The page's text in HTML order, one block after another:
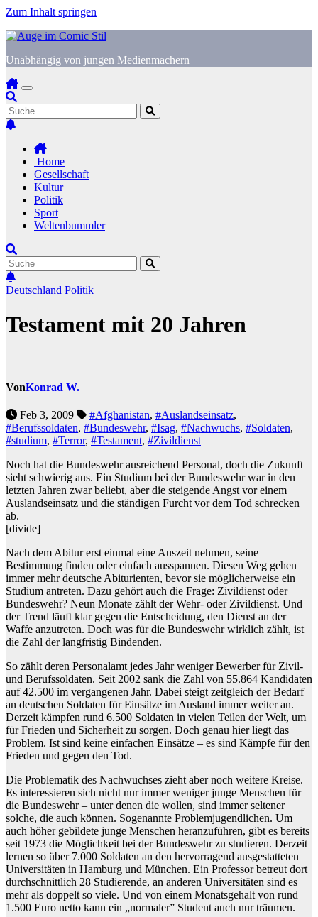
Zum Inhalt springen
Unabhängig von jungen Medienmachern
Home
Gesellschaft
Kultur
Politik
Sport
Weltenbummler
Deutschland Politik
Testament mit 20 Jahren
VonKonrad W.
Feb 3, 2009 #Afghanistan, #Auslandseinsatz,
#Berufssoldaten, #Bundeswehr, #Isag, #Nachwuchs, #Soldaten,
#studium, #Terror, #Testament, #Zivildienst
Noch hat die Bundeswehr ausreichend Personal, doch die Zukunft
sieht schwierig aus. Ein Studium bei der Bundeswehr war in den
letzten Jahren zwar beliebt, aber die steigende Angst vor einem
Auslandseinsatz und die ständigen Furcht vor dem Tod schrecken
ab.
[divide]
Nach dem Abitur erst einmal eine Auszeit nehmen, seine
Bestimmung finden oder einfach ausspannen. Diesen Weg gehen
immer mehr deutsche Abiturienten, bevor sie möglicherweise ein
Studium antreten. Dazu gehört auch die Frage: Zivildienst oder
Bundeswehr? Neun Monate zählt der Wehr- oder Zivildienst. Und
der Trend läuft klar gegen die Entscheidung, den Dienst an der
Waffe anzutreten. Doch was für die Bundeswehr wirklich zählt, ist
die Zahl der langfristig Bindenden.
So zählt deren Personalamt jedes Jahr weniger Bewerber für Zivil-
und Berufssoldaten. Seit 2002 sank die Zahl von 55.864 Kandidaten
auf 42.500 im vergangenen Jahr. Dabei steigt zeitgleich der Bedarf
an deutschen Soldaten für Einsätze im Ausland immer weiter an.
Derzeit kämpfen rund 6.500 Soldaten in vielen Teilen der Welt, um
für Frieden und Sicherheit zu sorgen. Doch genau hier liegt das
Problem. Ist sind keine einfachen Einsätze – es sind Kämpfe für den
Frieden und gegen den Tod.
Die Problematik des Nachwuchses zieht aber noch weitere Kreise.
Es interessieren sich nicht nur immer weniger junge Menschen für
die Bundeswehr – unter denen die wollen, sind immer seltener
solche, die auch können. Sogenannte Problemjugendlichen. Um
auch höher gebildete junge Menschen heranzuführen, gibt es bereits
seit 1973 die Möglichkeit bei der Bundeswehr zu studieren. Derzeit
lernen so über 7.000 Soldaten an den hervorragend ausgestatteten
Universitäten in Hamburg und München. Ein Professor betreut dort
durchschnittlich 28 Studierende, an anderen Universitäten sind es
mehr als doppelt so viele. Und von einem Monatsgehalt von rund
1.500 Euro netto kann ein „normaler” Student auch nur träumen.